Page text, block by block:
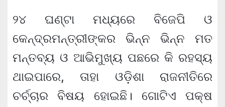
୨୪ ଘଣ୍ଟା ମଧ୍ୟରେ ବିଜେପି ଓ
କେନ୍ଦ୍ରମନ୍ତ୍ରୀଙ୍କର ଭିନ୍ନ ଭିନ୍ନ ମତ
ମନ୍ତବ୍ୟ ଓ ଆଭିମୁଖ୍ୟ ପଛରେ କି ରହସ୍ୟ
ଥାଇପାରେ, ତାହା ଓଡ଼ିଶା ରାଜନୀତିରେ
ଚର୍ଚ୍ଚାର ବିଷୟ ହୋଇଛି। ଗୋଟିଏ ପକ୍ଷ